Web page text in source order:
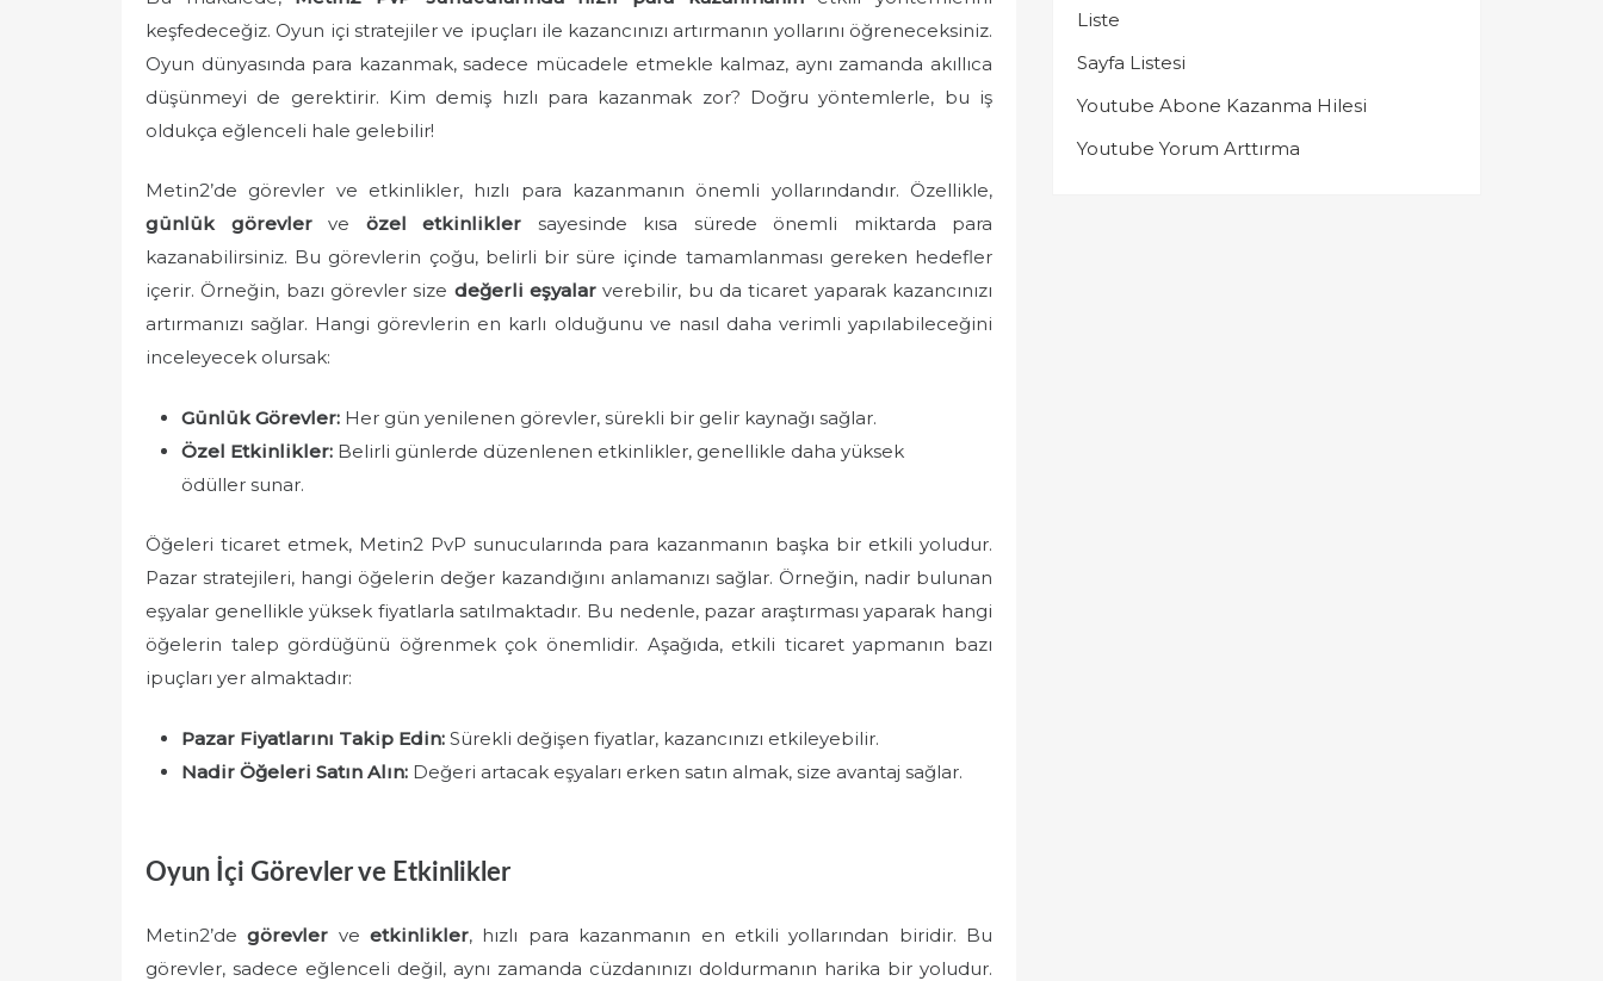
e
o
n
keşfedeceğiz. Oyun içi stratejiler ve ipuçları ile kazancınızı artırmanın yollarını öğreneceksiniz.
Oyun dünyasında para kazanmak, sadece mücadele etmekle kalmaz, aynı zamanda akıllıca
düşünmeyi de gerektirir. Kim demiş hızlı para kazanmak zor? Doğru yöntemlerle, bu iş
oldukça eğlenceli hale gelebilir!
Metin2’de görevler ve etkinlikler, hızlı para kazanmanın önemli yollarındandır. Özellikle,
günlük görevlerve özel etkinlikler sayesinde kısa sürede önemli miktarda para
kazanabilirsiniz. Bu görevlerin çoğu, belirli bir süre içinde tamamlanması gereken hedefler
içerir. Örneğin, bazı görevler size değerli eşyalar verebilir, bu da ticaret yaparak kazancınızı
artırmanızı sağlar. Hangi görevlerin en karlı olduğunu ve nasıl daha verimli yapılabileceğini
inceleyecek olursak:
Günlük Görevler: Her gün yenilenen görevler, sürekli bir gelir kaynağı sağlar.
Özel Etkinlikler: Belirli günlerde düzenlenen etkinlikler, genellikle daha yüksek
ödüller sunar.
Öğeleri ticaret etmek, Metin2 PvP sunucularında para kazanmanın başka bir etkili yoludur.
Pazar stratejileri, hangi öğelerin değer kazandığını anlamanızı sağlar. Örneğin, nadir bulunan
eşyalar genellikle yüksek fiyatlarla satılmaktadır. Bu nedenle, pazar araştırması yaparak hangi
öğelerin talep gördüğünü öğrenmek çok önemlidir. Aşağıda, etkili ticaret yapmanın bazı
ipuçları yer almaktadır:
Pazar Fiyatlarını Takip Edin: Sürekli değişen fiyatlar, kazancınızı etkileyebilir.
Nadir Öğeleri Satın Alın: Değeri artacak eşyaları erken satın almak, size avantaj sağlar.
Oyun İçi Görevler ve Etkinlikler
Metin2’degörevler veetkinlikler, hızlı para kazanmanın en etkili yollarından biridir. Bu
görevler, sadece eğlenceli değil, aynı zamanda cüzdanınızı doldurmanın harika bir yoludur.
Liste
Sayfa Listesi
Youtube Abone Kazanma Hilesi
Youtube Yorum Arttırma